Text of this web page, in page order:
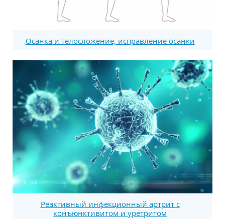
Осанка и телосложение, исправление осанки
Реактивный инфекционный артрит с
конъюнктивитом и уретритом